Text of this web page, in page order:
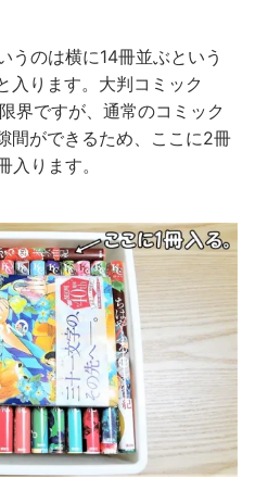
うのは横に14冊並ぶという
入ります。大判コミック
界ですが、通常のコミック
間ができるため、ここに2冊
入ります。